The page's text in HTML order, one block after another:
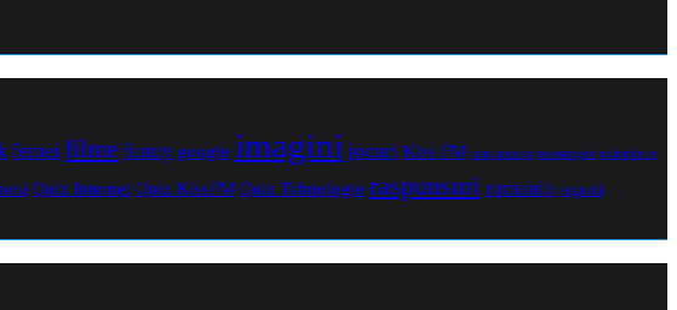
femei filme funny google imagini jocuri Kiss FM maramures messenger noiembrie
Quiz Internet Quiz KissFM Quiz Tehnologie raspunsuri romania sugestii